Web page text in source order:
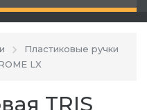
Пластиковые ручки
LX
TRIS